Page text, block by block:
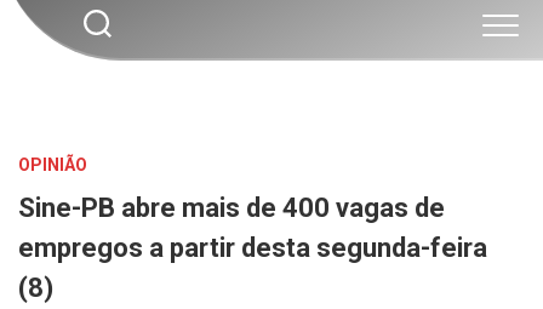
OPINIÃO
Sine-PB abre mais de 400 vagas de
empregos a partir desta segunda-feira
(8)